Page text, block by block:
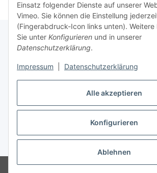
Alle akzeptieren
Konfigurieren
Ablehnen
Einsatz folgender Dienste auf unserer
Vimeo. Sie können die Einstellung
(Fingerabdruck-Icon links unten). Weitere
Sie unter Konfigurieren und in unserer
Datenschutzerklärung.
Impressum Datenschutzerklärung
Vertrag widerrufen
* Alle Preise inkl. gesetzlicher USt., zzgl.